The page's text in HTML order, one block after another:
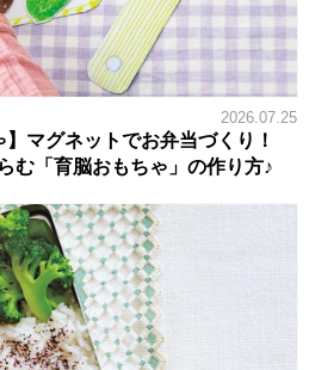
2026.07.25
】マグネットでお弁当づくり！
む「育脳おもちゃ」の作り方♪